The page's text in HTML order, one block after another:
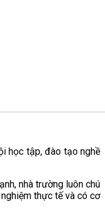
học tập, đào tạo nghề
nhà trường luôn chú
thực tế và có cơ